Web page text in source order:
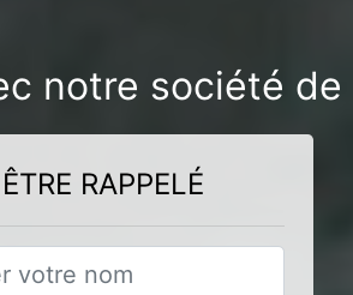
notre société
ÊTRE RAPPELÉ